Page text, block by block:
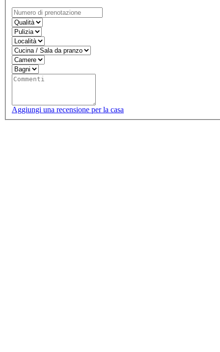
Aggiungi una recensione per la casa